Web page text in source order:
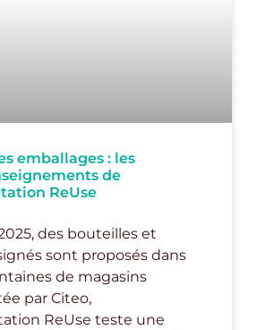
emballages : les
de
ReUse
des bouteilles et
sont proposés dans
de magasins
par Citeo,
ReUse teste une